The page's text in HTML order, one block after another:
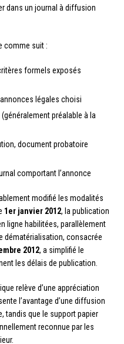
dans un journal à diffusion
comme suit :
formels exposés
légales choisi
préalable à la
document probatoire
comportant l’annonce
modifié les modalités
1er janvier 2012, la publication
ligne habilitées, parallèlement
dématérialisation, consacrée
2012, a simplifié le
les délais de publication.
relève d’une appréciation
l’avantage d’une diffusion
tandis que le support papier
reconnue par les